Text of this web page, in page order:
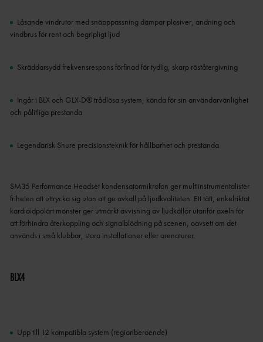
Låsande vindrutor med snäpppassning dämpar plosiver, andning och
vindbrus för rent och begripligt ljud
Skräddarsydd frekvensrespons förfinad för tydlig, skarp röståtergivning
Ingår i BLX och GLX-D® trådlösa system, kända för sin användarvänlighet
och pålitliga prestanda
Legendarisk Shure precisionsteknik för hållbarhet och prestanda
SM35 Performance Headset kondensatormikrofon ger multiinstrumentalister
friheten att uttrycka sig utan att ge avkall på ljudkvaliteten. Ett tätt, enkelriktat
kardioidpolärt mönster ger utmärkt avvisning av ljudkällor utanför axeln för
att förhindra återkoppling och signalblödning på scenen, oavsett om det
används i små klubbar, stora installationer eller arenaturer.
BLX4
Upp till 12 kompatibla system (regionberoende)